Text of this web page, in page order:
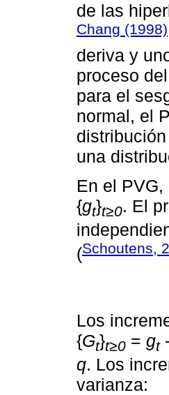
de las
Chang (1998)
deriva y
proceso
para el
normal, el
una
En el PVG,
{gt}t≥0. El
(Schoutens,
Los
{Gt}t≥0 = gt
q. Los
varianza: